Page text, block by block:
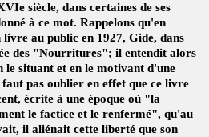
siècle, dans certaines de ses
à ce mot. Rappelons qu'en
livre au public en 1927, Gide, dans
des "Nourritures"; il entendit alors
le situant et en le motivant d'une
pas oublier en effet que ce livre
écrite à une époque où "la
le factice et le renfermé", qu'au
il aliénait cette liberté que son